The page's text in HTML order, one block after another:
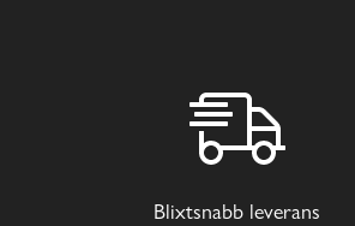
Blixtsnabb leverans